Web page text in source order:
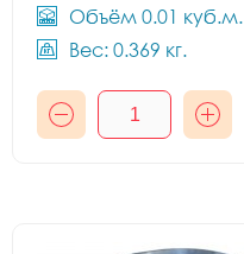
Объём 0.01 куб.м.
Вес: 0.369 кг.